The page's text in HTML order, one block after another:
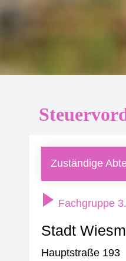
Zuständige
Fachgruppe
Stadt
Hauptstraße 193